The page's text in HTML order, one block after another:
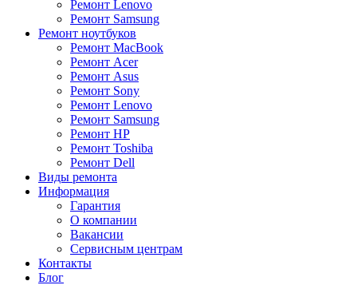
Ремонт Lenovo
Ремонт Samsung
Ремонт ноутбуков
Ремонт MacBook
Ремонт Acer
Ремонт Asus
Ремонт Sony
Ремонт Lenovo
Ремонт Samsung
Ремонт HP
Ремонт Toshiba
Ремонт Dell
Виды ремонта
Информация
Гарантия
О компании
Вакансии
Сервисным центрам
Контакты
Блог